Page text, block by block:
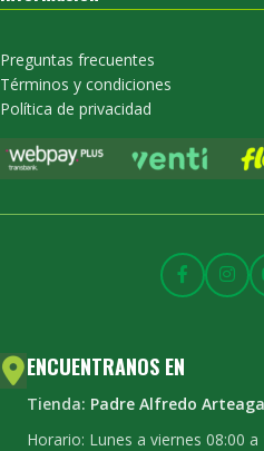
Preguntas frecuentes
Términos y condiciones
Política de privacidad
ENCUENTRANOS EN
Tienda: Padre Alfredo
Horario: Lunes a viernes 08:00 a